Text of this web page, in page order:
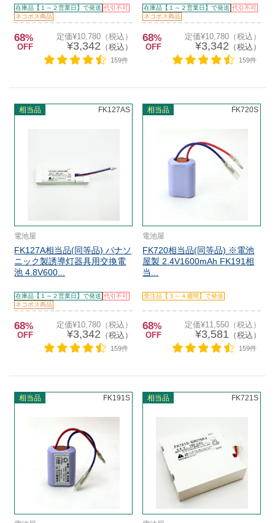
在庫品【１～２営業日】で発送 代引不可
ネコポス商品
68%
OFF
定価¥10,780（税込）
¥3,342 （税込）
159件
在庫品【１～２営業日】で発送 代引不可
ネコポス商品
68%
OFF
定価¥10,780（税込）
¥3,342 （税込）
159件
相当品 FK127AS
電池屋
FK127A相当品(同等品) パナソ
ニック製誘導灯器具用交換電
池 4.8V600...
在庫品【１～２営業日】で発送 代引不可
ネコポス商品
68%
OFF
定価¥10,780（税込）
¥3,342 （税込）
159件
相当品 FK720S
電池屋
FK720相当品(同等品) ※電池
屋製 2.4V1600mAh FK191相
当...
受注品【３～４週間】で発送
68%
OFF
定価¥11,550（税込）
¥3,581 （税込）
159件
相当品 FK191S 相当品 FK721S